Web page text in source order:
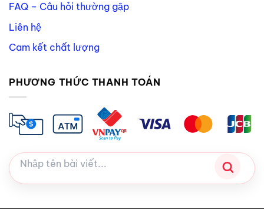
FAQ – Câu hỏi thường gặp
Liên hệ
Cam kết chất lượng
PHƯƠNG THỨC THANH TOÁN